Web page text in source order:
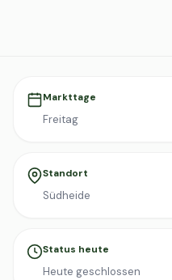
Markttage
Freitag
Standort
Südheide
Status heute
Heute geschlossen